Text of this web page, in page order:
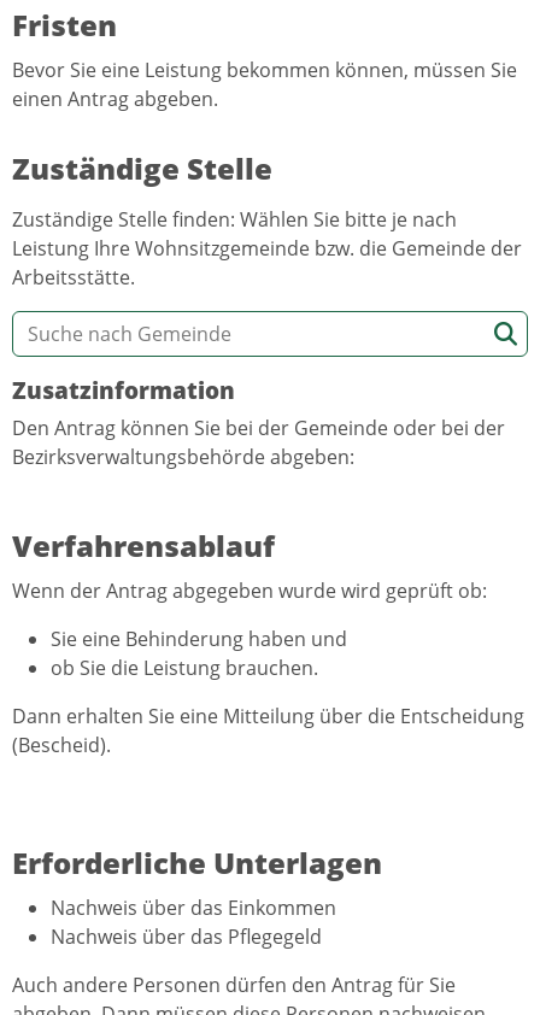
Fristen
Bevor Sie eine Leistung bekommen können, müssen Sie
einen Antrag abgeben.
Zuständige Stelle
Zuständige Stelle finden: Wählen Sie bitte je nach
Leistung Ihre Wohnsitzgemeinde bzw. die Gemeinde der
Arbeitsstätte.
Zusatzinformation
Den Antrag können Sie bei der Gemeinde oder bei der
Bezirksverwaltungsbehörde abgeben:
Verfahrensablauf
Wenn der Antrag abgegeben wurde wird geprüft ob:
Sie eine Behinderung haben und
ob Sie die Leistung brauchen.
Dann erhalten Sie eine Mitteilung über die Entscheidung
(Bescheid).
Erforderliche Unterlagen
Nachweis über das Einkommen
Nachweis über das Pflegegeld
Auch andere Personen dürfen den Antrag für Sie